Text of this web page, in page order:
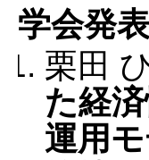
学会発
栗田
た経
運用